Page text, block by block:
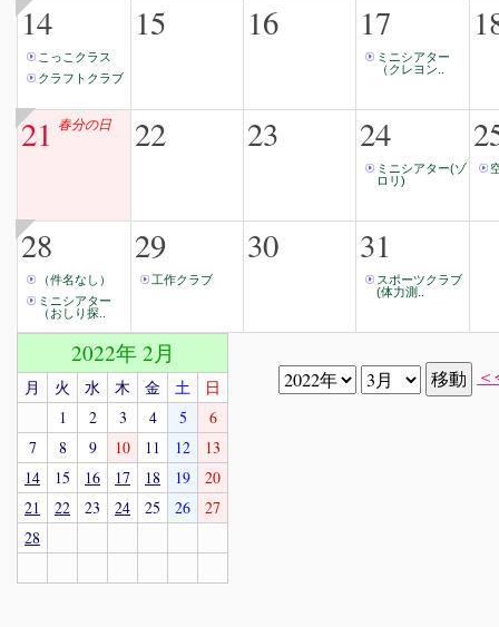
14
こっこクラス
クラフトクラブ
15 16 17
ミニシアター
（クレヨン..
21 春分の日 22 23 24
ミニシアター(ゾ
ロリ)
28
（件名なし）
ミニシアター
（おしり探..
29
工作クラブ
30 31
スポーツクラブ
(体力測..
2022年 2月
月 火 水 木 金 土
日
1
2 3 4 5
6
7
8 9 10 11 12
13
14
15 16 17 18 19
20
21
22 23 24 25 26
27
28